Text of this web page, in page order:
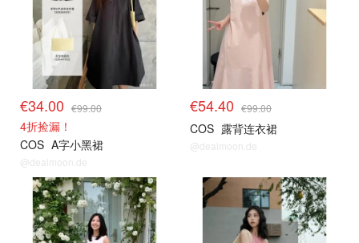
€34.00 €99.00
4折捡漏！
COS A字小黑裙
@dealmoon.de
€54.40 €99.00
COS 露背连衣裙
@dealmoon.de